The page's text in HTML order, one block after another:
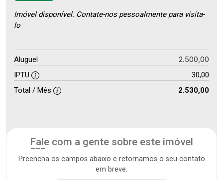
Imóvel disponível. Contate-nos pessoalmente para visita-
lo
Aluguel 2.500,00
IPTU
30,00
Total / Mês
2.530,00
Fale com a gente sobre este imóvel
Preencha os campos abaixo e retornamos o seu contato
em breve.